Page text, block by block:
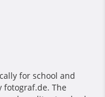
for school and
The